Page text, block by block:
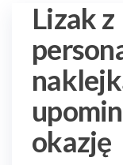
Lizak z
okazję